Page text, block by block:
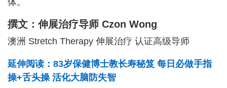
体。
撰文：伸展治疗导师 Czon Wong
澳洲 Stretch Therapy 伸展治疗 认证高级导师
延伸阅读：83岁保健博士教长寿秘笈 每日必做手指
操+舌头操 活化大脑防失智